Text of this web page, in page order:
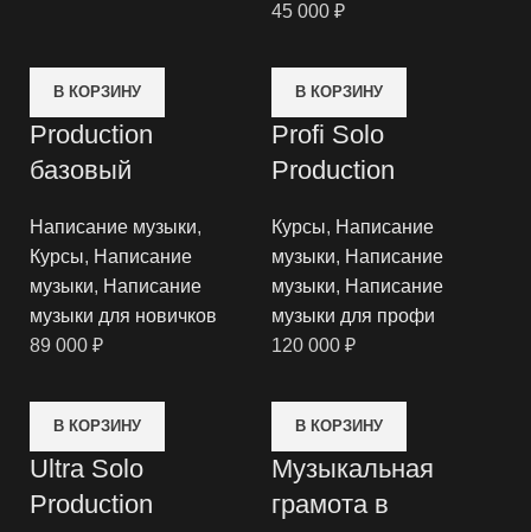
45 000 ₽
В КОРЗИНУ
Production
базовый
Написание музыки,
Курсы, Написание
музыки, Написание
музыки для новичков
89 000 ₽
В КОРЗИНУ
Profi Solo
Production
Курсы, Написание
музыки, Написание
музыки, Написание
музыки для профи
120 000 ₽
В КОРЗИНУ
Ultra Solo
Production
В КОРЗИНУ
Музыкальная
грамота в